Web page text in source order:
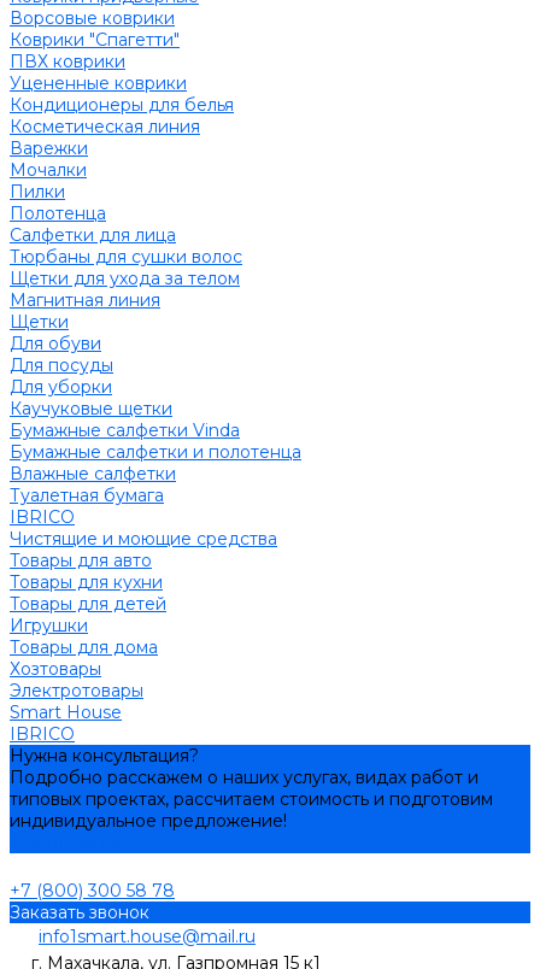
Ворсовые коврики
Коврики "Спагетти"
ПВХ коврики
Уцененные коврики
Кондиционеры для белья
Косметическая линия
Варежки
Мочалки
Пилки
Полотенца
Салфетки для лица
Тюрбаны для сушки волос
Щетки для ухода за телом
Магнитная линия
Щетки
Для обуви
Для посуды
Для уборки
Каучуковые щетки
Бумажные салфетки Vinda
Бумажные салфетки и полотенца
Влажные салфетки
Туалетная бумага
IBRICO
Чистящие и моющие средства
Товары для авто
Товары для кухни
Товары для детей
Игрушки
Товары для дома
Хозтовары
Электротовары
Smart House
IBRICO
Нужна консультация?
Подробно расскажем о наших услугах, видах работ и
типовых проектах, рассчитаем стоимость и подготовим
индивидуальное предложение!
+7 (800) 300 58 78
Заказать звонок
info1smart.house@mail.ru
г. Махачкала, ул. Газпромная 15 к1